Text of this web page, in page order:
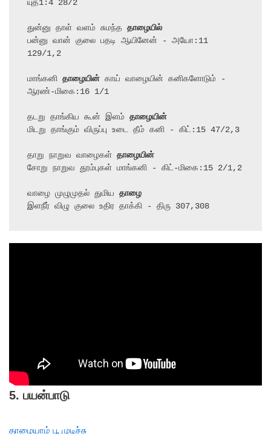
யுத்1:4 28/2
துன்னு தாள் வளம் சுமந்த தாழையில்
பன்னு வான் குலை பதடி ஆயினேன் - அயோ:11
129/1,2
மாங்கனி தாழையின் காய் வாழையின் கனிகளோடும் -
ஆரண்-மிகை:16 1/1
தடறு தாங்கிய கூன் இளம் தாழையின்
மிடறு தாங்கும் விருப்பு உடை தீம் கனி - கிட்:15 47/2,3
தாறு நாறுவ வாழைகள் தாழையின்
சோறு நாறுவ தூம்புகள் மாங்கனி - கிட்-மிகை:15 2/1,2
வாழை முழுமுதல் துமிய தாழை
இளநீர் விழு குலை உதிர தாக்கி - திரு 307,308
5. பயன்பாடு
தாழையாம் பூ முடிச்சு